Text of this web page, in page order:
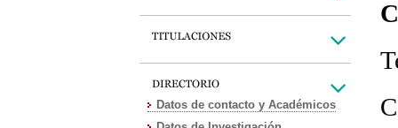
Datos de contacto y Académicos